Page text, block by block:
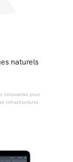
naturels
innovantes pour
infrastructures.